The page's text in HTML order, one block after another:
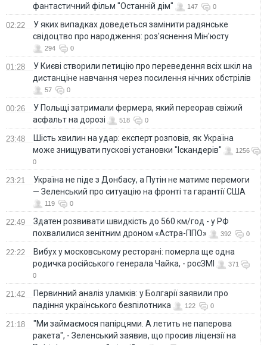
фантастичний фільм "Останній дім"
147 0
02:22
У яких випадках доведеться замінити радянське
свідоцтво про народження: роз'яснення Мін'юсту
294 0
01:28
У Києві створили петицію про переведення всіх шкіл на
дистанціне навчання через посилення нічних обстрілів
57 0
00:26
У Польщі затримали фермера, який переорав свіжий
асфальт на дорозі
518 0
23:48
Шість хвилин на удар: експерт розповів, як Україна
може знищувати пускові установки "Іскандерів"
1256
0
23:21
Україна не піде з Донбасу, а Путін не матиме перемоги
— Зеленський про ситуацію на фронті та гарантії США
119 0
22:49
Здатен розвивати швидкість до 560 км/год - у РФ
похвалилися зенітним дроном «Астра-ППО»
392 0
22:22
Вибух у московському ресторані: померла ще одна
родичка російського генерала Чайка, - росЗМІ
371
0
21:42
Первинний аналіз уламків: у Болгарії заявили про
падіння українського безпілотника
122 0
21:18
"Ми займаємося папірцями. А летить не паперова
ракета", - Зеленський заявив, що просив ліцензії на